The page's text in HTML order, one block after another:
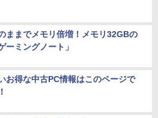
ままでメモリ倍増！メモリ32GBの
ーミングノート」
お得な中古PC情報はこのページで